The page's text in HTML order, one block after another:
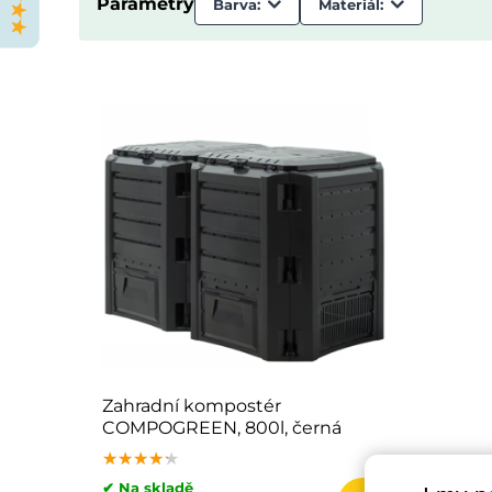
Barva: Materiál:
Zahradní kompostér
COMPOGREEN, 800l, černá
★★★★★
★★★★★
★★★★★
✔ Na skladě